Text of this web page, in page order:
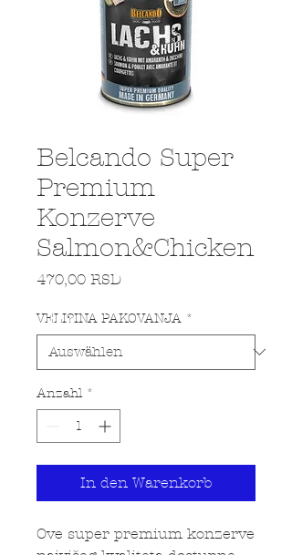
Belcando Super
Premium
Konzerve
Salmon&Chicken
470,00 RSDPreis
VELI?INA PAKOVANJA *
Anzahl *
In den Warenkorb
Ove super premium konzerve